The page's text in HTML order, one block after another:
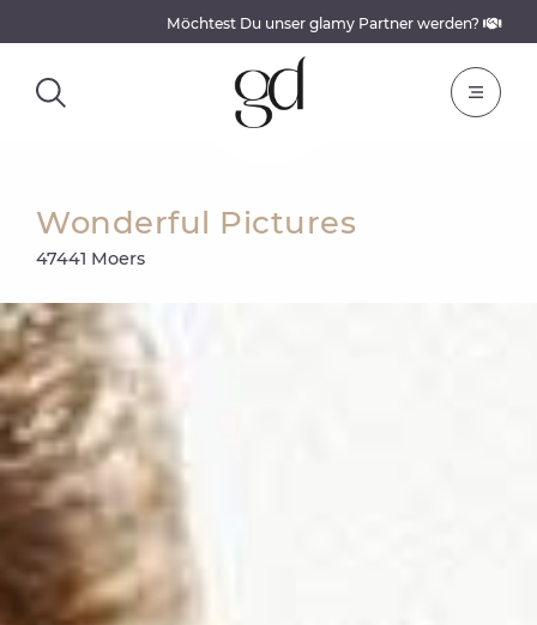
Möchtest Du unser glamy Partner werden?
Wonderful Pictures
47441 Moers